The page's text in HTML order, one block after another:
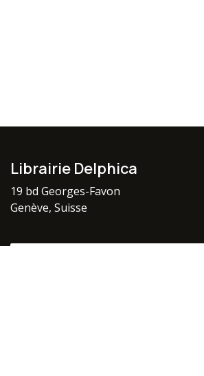
Librairie Delphica
19 bd Georges-Favon
Genève, Suisse